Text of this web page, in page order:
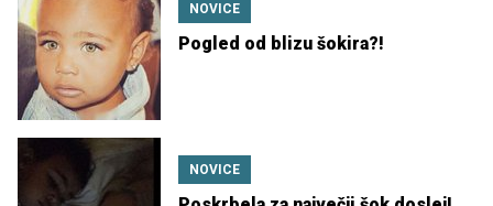
NOVICE
Pogled od blizu šokira?!
NOVICE